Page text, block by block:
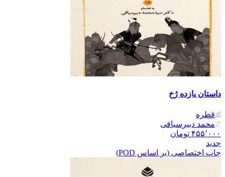
داستان یازده رُخ
قطره
محمد دبیرسیاقی
۴۵۵٬۰۰۰ تومان
جدید
چاپ اختصاصی (بر اساس POD)